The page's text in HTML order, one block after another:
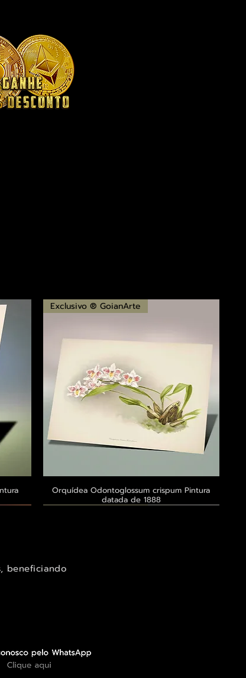
Visualização rápida
Exclusivo ® GoianArte
Orquídea Odontoglossum crispum Pintura
datada de 1888
beneficiando